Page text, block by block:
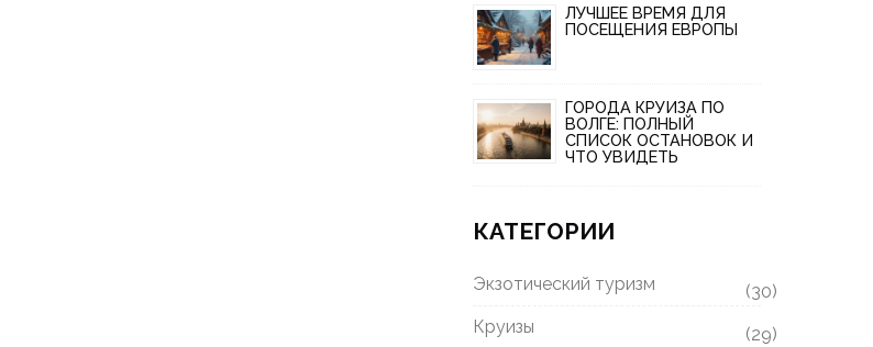
ЛУЧШЕЕ ВРЕМЯ ДЛЯ
ПОСЕЩЕНИЯ ЕВРОПЫ
ГОРОДА КРУИЗА ПО
ВОЛГЕ: ПОЛНЫЙ
СПИСОК ОСТАНОВОК И
ЧТО УВИДЕТЬ
КАТЕГОРИИ
Экзотический туризм
(30)
Круизы
(29)